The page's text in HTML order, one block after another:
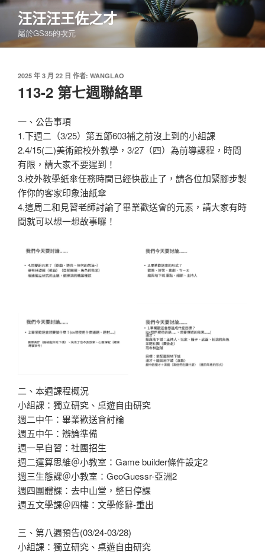
跳
要
汪汪汪王佐之才
屬於GS35的次元
發
於
2025 年 3 月 22 日 作者: WANGLAO
113-2 第七週聯絡單
一、公告事項
1.下週二（3/25）第五節603補之前沒上到的小組課
2.4/15(二)美術館校外教學，3/27（四）為前導課程，時間
有限，請大家不要遲到！
3.校外教學紙傘任務時間已經快截止了，請各位加緊腳步製
作你的客家印象油紙傘
4.這周二和見習老師討論了畢業歡送會的元素，請大家有時
間就可以想一想故事囉！
二、本週課程概況
小組課：獨立研究、桌遊自由研究
週二中午：畢業歡送會討論
週五中午：辯論準備
週一早自習：社團招生
週二運算思維＠小教室：Game builder條件設定2
週三生態課＠小教室：GeoGuessr-亞洲2
週四團體課：去中山堂，整日停課
週五文學課＠四樓：文學修辭-重出
三、第八週預告(03/24-03/28)
小組課：獨立研究、桌遊自由研究